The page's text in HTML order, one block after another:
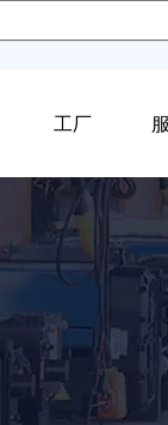
工厂